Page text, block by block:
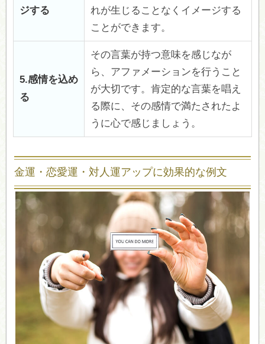
ジする
れが生じることなくイメージする
ことができます。
5.感情を込め
る
その言葉が持つ意味を感じなが
ら、アファメーションを行うこと
が大切です。肯定的な言葉を唱え
る際に、その感情で満たされたよ
うに心で感じましょう。
金運・恋愛運・対人運アップに効果的な例文